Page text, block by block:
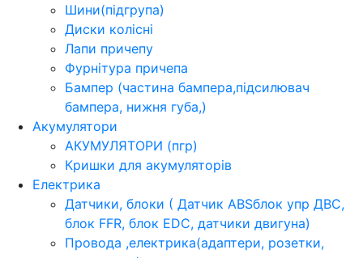
Шини(підгрупа)
Диски колісні
Лапи причепу
Фурнітура причепа
Бампер (частина бампера,підсилювач
бампера, нижня губа,)
Акумулятори
АКУМУЛЯТОРИ (пгр)
Кришки для акумуляторів
Електрика
Датчики, блоки ( Датчик ABSблок упр ДВС,
блок FFR, блок EDC, датчики двигуна)
Провода ,електрика(адаптери, розетки,